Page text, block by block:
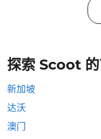
探索 Scoot
新加坡
达沃
澳门